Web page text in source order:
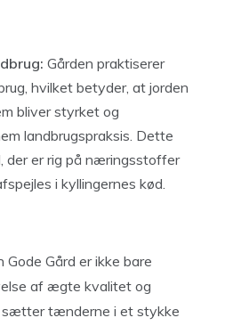
Gården praktiserer
hvilket betyder, at jorden
bliver styrket og
landbrugspraksis. Dette
der er rig på næringsstoffer
i kyllingernes kød.
Gård er ikke bare
af ægte kvalitet og
tænderne i et stykke